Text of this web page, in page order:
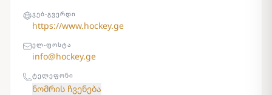
ᲕᲔᲑ-ᲒᲕᲔᲠᲓᲘ
https://www.hockey.ge
ᲔᲚ-ᲤᲝᲡᲢᲐ
info@hockey.ge
ᲢᲔᲚᲔᲤᲝᲜᲘ
ნომრის ჩვენება